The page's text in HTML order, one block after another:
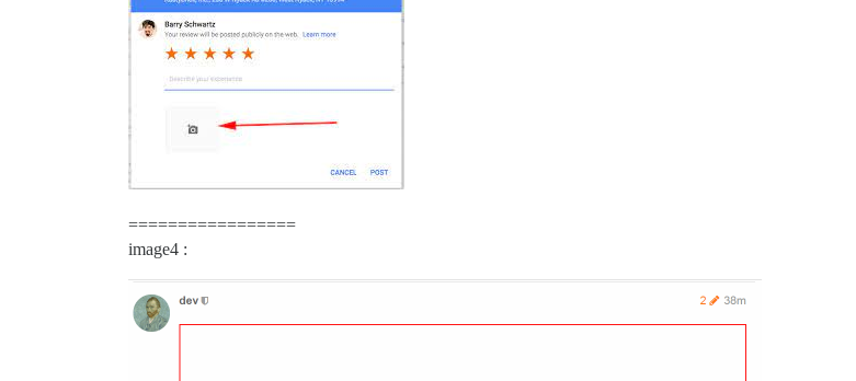
=================
image4 :